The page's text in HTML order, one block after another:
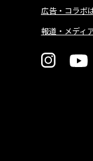
広告・コラボ
報道・メディ